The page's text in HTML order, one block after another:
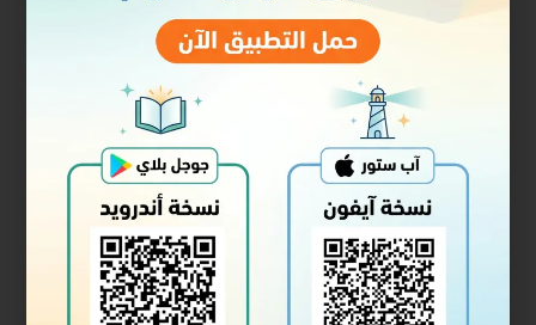
فترتان يوميًا:
نسأل الله أن يجعلها أيامًا مباركة مليئة بالهداية والأثر النافع
للتسجيل في البرنامج
https://forms.gle/kpyDUouaCiB65vfw5
للتعرف على برامج الجمعية
https://t.me/deema_1445
آيات الحج من النداء إلى الأداء مراقي السلام